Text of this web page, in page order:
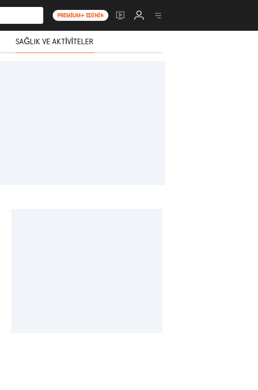
PREMIUM+ EDININ
SAĞLIK VE AKTIVITELER